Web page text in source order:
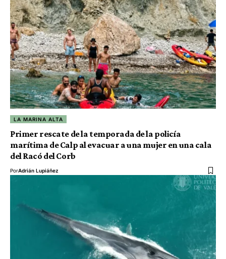
LA MARINA ALTA
Primer rescate de la temporada de la policía
marítima de Calp al evacuar a una mujer en una cala
del Racó del Corb
PorAdrián Lupiáñez